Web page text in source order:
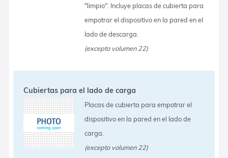
"limpio". Incluye placas de cubierta para
empotrar el dispositivo en la pared en el
lado de descarga.
(excepto volumen 22)
Cubiertas para el lado de carga
Placas de cubierta para empotrar el
dispositivo en la pared en el lado de
carga.
(excepto volumen 22)